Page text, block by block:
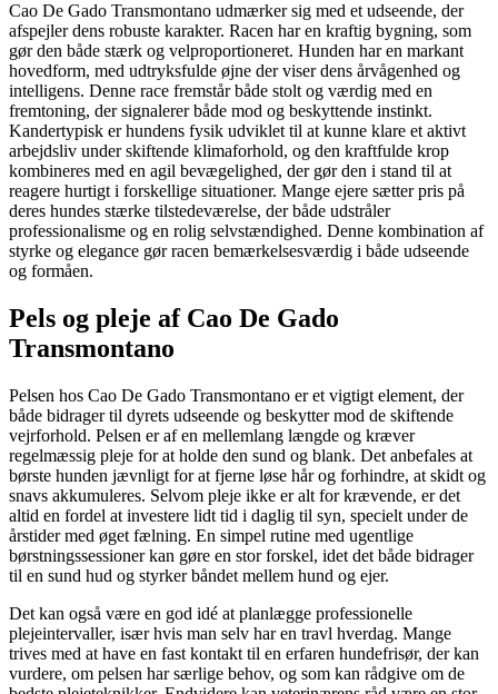
Cao De Gado Transmontano udmærker sig med et udseende, der
afspejler dens robuste karakter. Racen har en kraftig bygning, som
gør den både stærk og velproportioneret. Hunden har en markant
hovedform, med udtryksfulde øjne der viser dens årvågenhed og
intelligens. Denne race fremstår både stolt og værdig med en
fremtoning, der signalerer både mod og beskyttende instinkt.
Kandertypisk er hundens fysik udviklet til at kunne klare et aktivt
arbejdsliv under skiftende klimaforhold, og den kraftfulde krop
kombineres med en agil bevægelighed, der gør den i stand til at
reagere hurtigt i forskellige situationer. Mange ejere sætter pris på
deres hundes stærke tilstedeværelse, der både udstråler
professionalisme og en rolig selvstændighed. Denne kombination af
styrke og elegance gør racen bemærkelsesværdig i både udseende
og formåen.
Pels og pleje af Cao De Gado
Transmontano
Pelsen hos Cao De Gado Transmontano er et vigtigt element, der
både bidrager til dyrets udseende og beskytter mod de skiftende
vejrforhold. Pelsen er af en mellemlang længde og kræver
regelmæssig pleje for at holde den sund og blank. Det anbefales at
børste hunden jævnligt for at fjerne løse hår og forhindre, at skidt og
snavs akkumuleres. Selvom pleje ikke er alt for krævende, er det
altid en fordel at investere lidt tid i daglig til syn, specielt under de
årstider med øget fælning. En simpel rutine med ugentlige
børstningssessioner kan gøre en stor forskel, idet det både bidrager
til en sund hud og styrker båndet mellem hund og ejer.
Det kan også være en god idé at planlægge professionelle
plejeintervaller, især hvis man selv har en travl hverdag. Mange
trives med at have en fast kontakt til en erfaren hundefrisør, der kan
vurdere, om pelsen har særlige behov, og som kan rådgive om de